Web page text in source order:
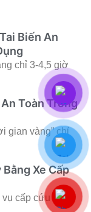
Biến An
chỉ 3-4,5 giờ
Toàn Trong
gian vàng” chỉ
Xe Cấp
cấp cứu